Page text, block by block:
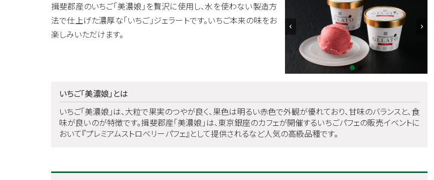
揖斐郡産のいちご「美濃娘」を贅沢に使用し、水を使わない製造方
法で仕上げた濃厚な「いちご」ジェラートです。いちご本来の味をお
楽しみいただけます。
いちご「美濃娘」とは
いちご「美濃娘」は、大粒で果実のつやが良く、果色は明るい赤色で外観が優れており、甘味のバランスと、食
味が良いのが特徴です。揖斐郡産「美濃娘」は、東京銀座のカフェが開催するいちごパフェの販売イベントに
おいて『プレミアムストロベリーパフェ』として提供されるなど人気の高級品種です。